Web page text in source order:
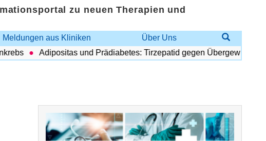
zu neuen Therapien und
Meldungen aus Kliniken
Über Uns
Adipositas und Prädiabetes: Tirzepatid gegen Übergewicht und